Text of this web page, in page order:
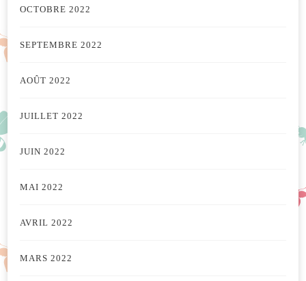
OCTOBRE 2022
SEPTEMBRE 2022
AOÛT 2022
JUILLET 2022
JUIN 2022
MAI 2022
AVRIL 2022
MARS 2022